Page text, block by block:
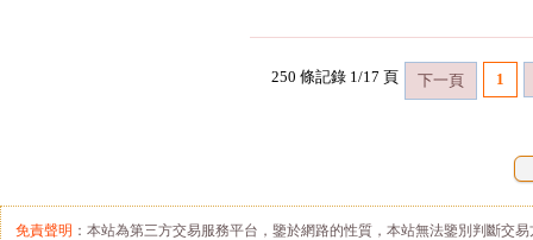
250 條記錄 1/17 頁 下一頁 1
免責聲明 ：本站為第三方交易服務平台，鑒於網路的性質，本站無法鑒別判斷交